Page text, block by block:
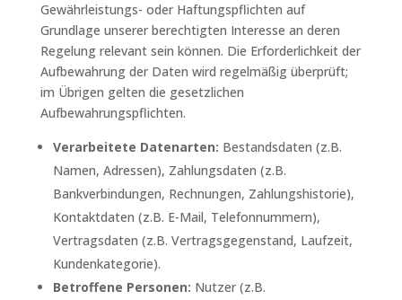
Gewährleistungs- oder Haftungspflichten auf
Grundlage unserer berechtigten Interesse an deren
Regelung relevant sein können. Die Erforderlichkeit der
Aufbewahrung der Daten wird regelmäßig überprüft;
im Übrigen gelten die gesetzlichen
Aufbewahrungspflichten.
Verarbeitete Datenarten: Bestandsdaten (z.B.
Namen, Adressen), Zahlungsdaten (z.B.
Bankverbindungen, Rechnungen, Zahlungshistorie),
Kontaktdaten (z.B. E-Mail, Telefonnummern),
Vertragsdaten (z.B. Vertragsgegenstand, Laufzeit,
Kundenkategorie).
Betroffene Personen: Nutzer (z.B.